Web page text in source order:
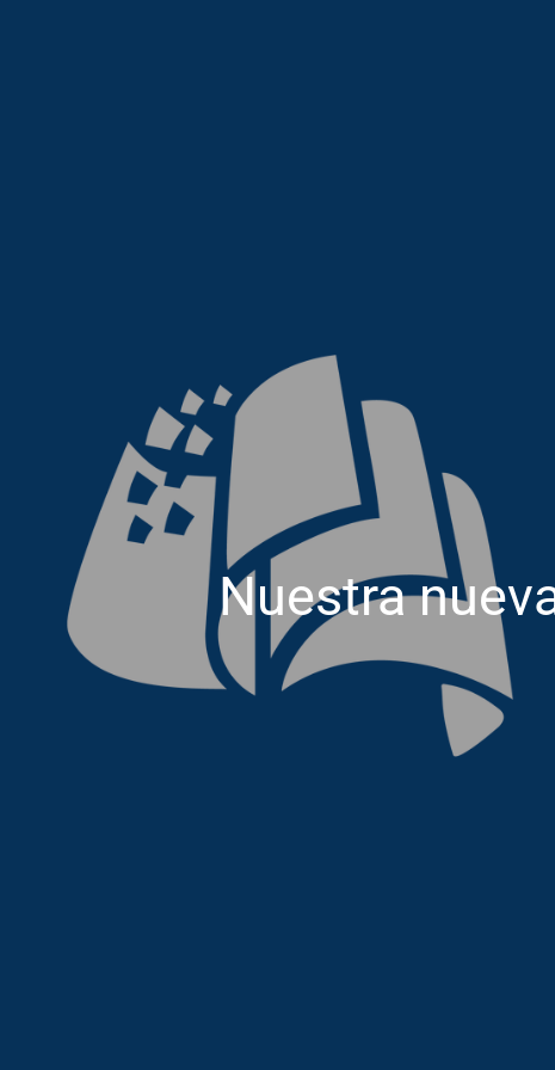
Nuestra